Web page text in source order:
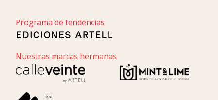
Programa de tendencias
Nuestras marcas hermanas